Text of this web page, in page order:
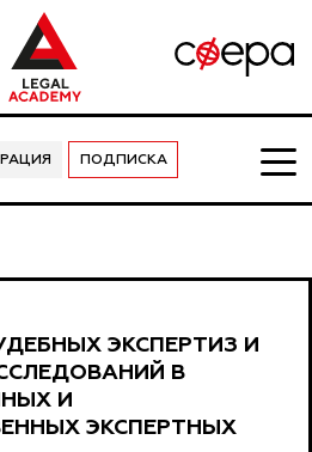
ПОДПИСКА
ЭКСПЕРТИЗ И
В
И
ЭКСПЕРТНЫХ